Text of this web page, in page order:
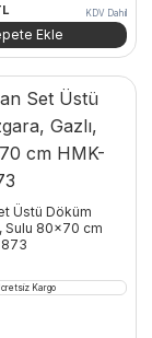
andaki
fiyat:
KDV Dahil
Ekle
Üstü Döküm
Sulu 80×70 cm
873
Kargo